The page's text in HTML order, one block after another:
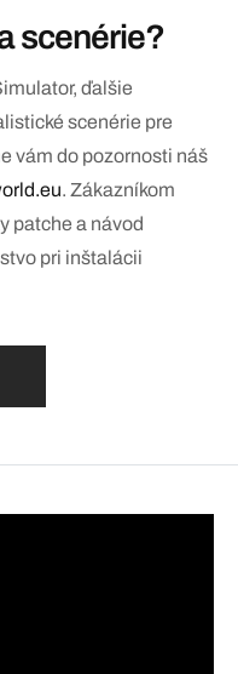
scenérie?
ďalšie
scenérie pre
vám do pozornosti náš
. Zákazníkom
patche a návod
pri inštalácii